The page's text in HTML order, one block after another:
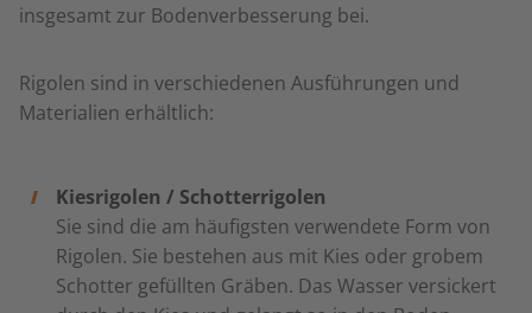
insgesamt zur Bodenverbesserung bei.
Rigolen sind in verschiedenen Ausführungen und
Materialien erhältlich:
Kiesrigolen / Schotterrigolen
Sie sind die am häufigsten verwendete Form von
Rigolen. Sie bestehen aus mit Kies oder grobem
Schotter gefüllten Gräben. Das Wasser versickert